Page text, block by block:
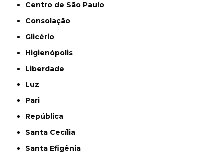
Centro de São Paulo
Consolação
Glicério
Higienópolis
Liberdade
Luz
Pari
República
Santa Cecília
Santa Efigênia